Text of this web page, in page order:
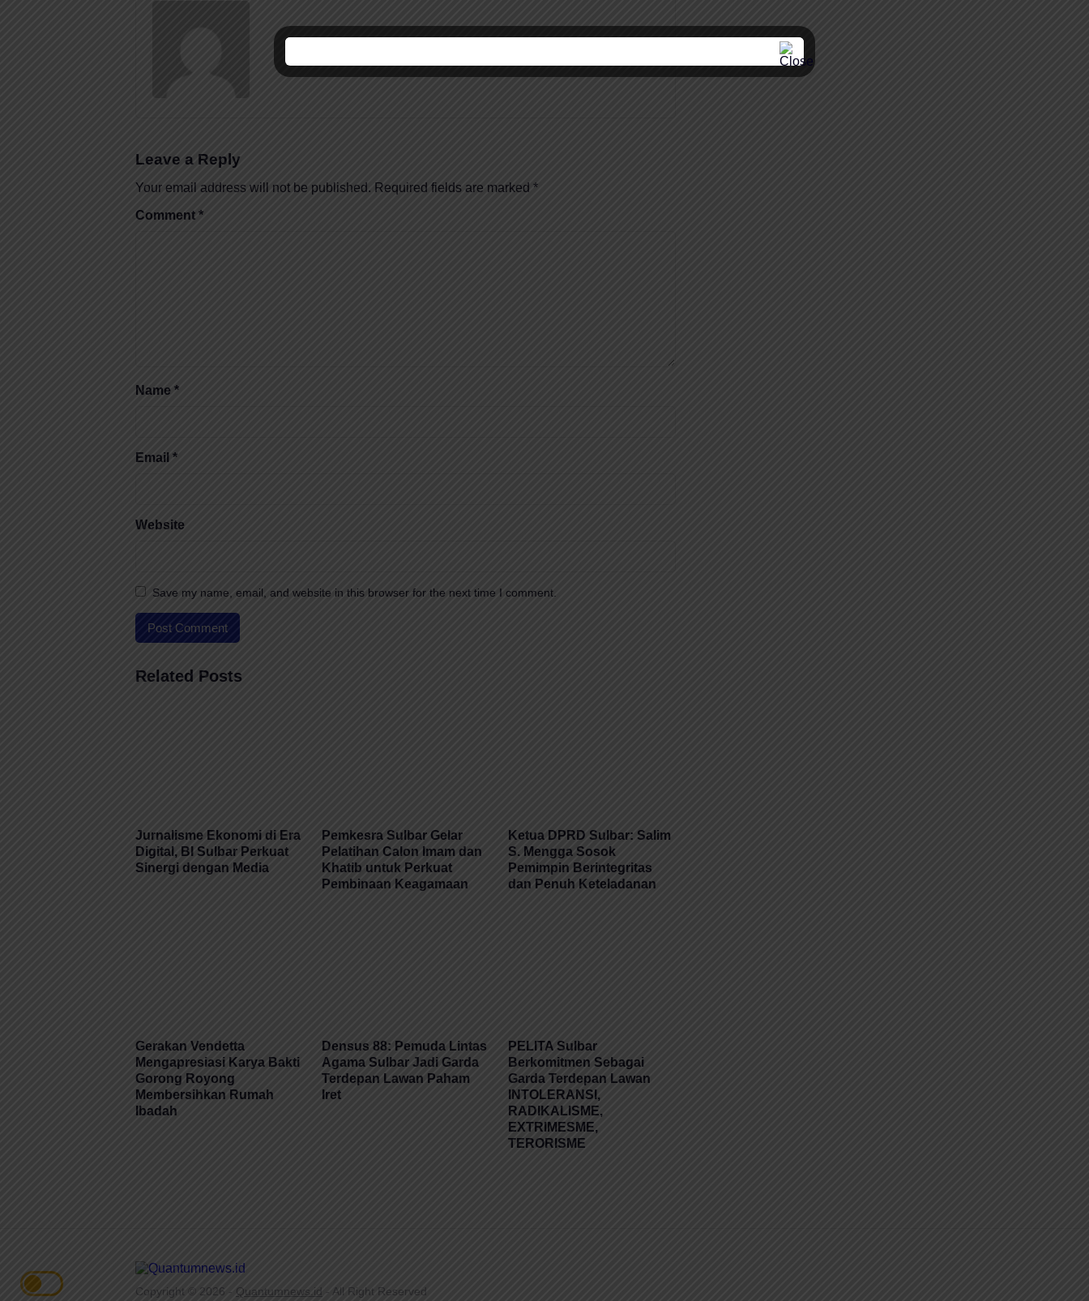
Leave a Reply
Your email address will not be published. Required fields are marked *
Comment *
Name *
Email *
Website
Save my name, email, and website in this browser for the next time I comment.
Related Posts
Jurnalisme Ekonomi di Era
Digital, BI Sulbar Perkuat
Sinergi dengan Media
Pemkesra Sulbar Gelar
Pelatihan Calon Imam dan
Khatib untuk Perkuat
Pembinaan Keagamaan
Ketua DPRD Sulbar: Salim
S. Mengga Sosok
Pemimpin Berintegritas
dan Penuh Keteladanan
Gerakan Vendetta
Mengapresiasi Karya Bakti
Gorong Royong
Membersihkan Rumah
Ibadah
Densus 88: Pemuda Lintas
Agama Sulbar Jadi Garda
Terdepan Lawan Paham
Iret
PELITA Sulbar
Berkomitmen Sebagai
Garda Terdepan Lawan
INTOLERANSI,
RADIKALISME,
EXTRIMESME,
TERORISME
Copyright © 2026 - Quantumnews.id - All Right Reserved